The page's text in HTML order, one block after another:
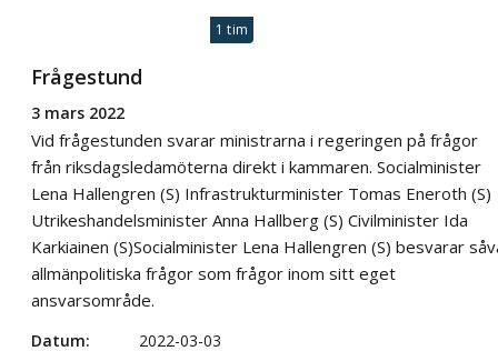
1 tim
Frågestund
3 mars 2022
Vid frågestunden svarar ministrarna i regeringen på frågor
från riksdagsledamöterna direkt i kammaren. Socialminister
Lena Hallengren (S) Infrastrukturminister Tomas Eneroth (S)
Utrikeshandelsminister Anna Hallberg (S) Civilminister Ida
Karkiainen (S)​Socialminister Lena Hallengren (S) besvarar
allmänpolitiska frågor som frågor inom sitt eget
ansvarsområde.
Datum 2022-03-03